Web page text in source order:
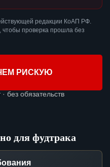
редакции КоАП РФ.
чтобы проверка прошла без
РИСКУЮ
без обязательств
для фудтрака